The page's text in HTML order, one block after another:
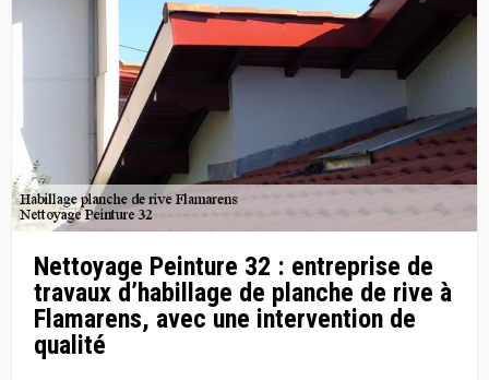
Nettoyage Peinture 32 : entreprise de
travaux d’habillage de planche de rive à
Flamarens, avec une intervention de
qualité